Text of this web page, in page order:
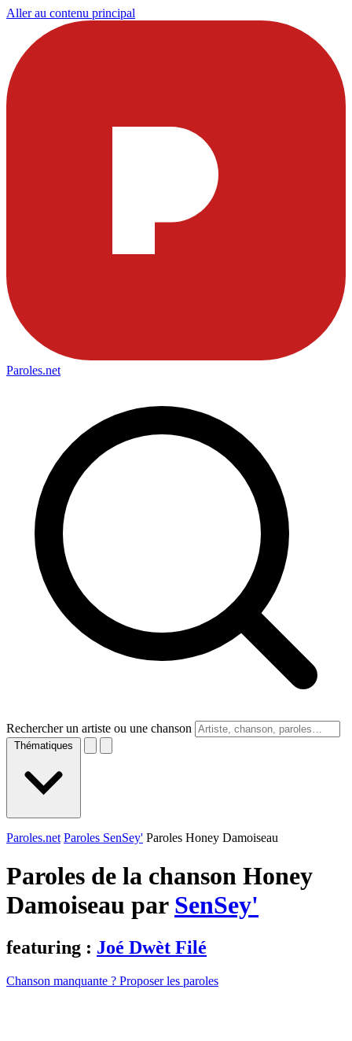
Aller au contenu principal
Paroles.net
Rechercher un artiste ou une chanson
Thématiques
Paroles.net Paroles SenSey' Paroles Honey Damoiseau
Paroles de la chanson Honey
Damoiseau par SenSey'
featuring : Joé Dwèt Filé
Chanson manquante ? Proposer les paroles